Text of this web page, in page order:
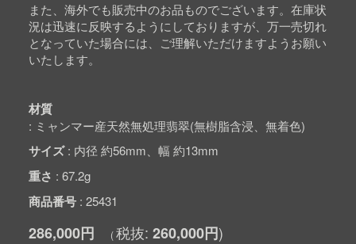
また、海外でも販売中のお品ものでございます。在庫状
況は迅速に反映するようにしておりますが、万一売切れ
となっていた場合には、ご理解いただけますようお願い
いたします。
材質
ミャンマー産天然無処理翡翠(無樹脂含浸、無着色)
サイズ 内径 約56mm、幅 約13mm
重さ 67.2g
商品番号 25431
286,000円 260,000円